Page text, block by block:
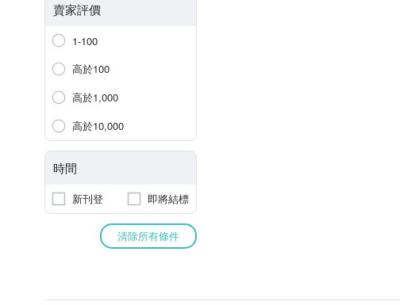
賣家評價
1-100
高於100
高於1,000
高於10,000
時間
新刊登 即將結標
清除所有條件